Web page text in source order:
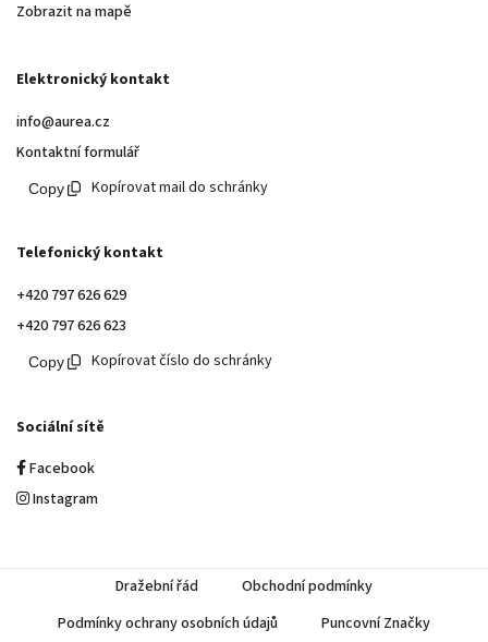
Zobrazit na mapě
Elektronický kontakt
info@aurea.cz
Kontaktní formulář
Kopírovat mail do schránky
Telefonický kontakt
+420 797 626 629
+420 797 626 623
Kopírovat číslo do schránky
Sociální sítě
Facebook
Instagram
Dražební řád
Obchodní podmínky
Podmínky ochrany osobních údajů
Puncovní Značky